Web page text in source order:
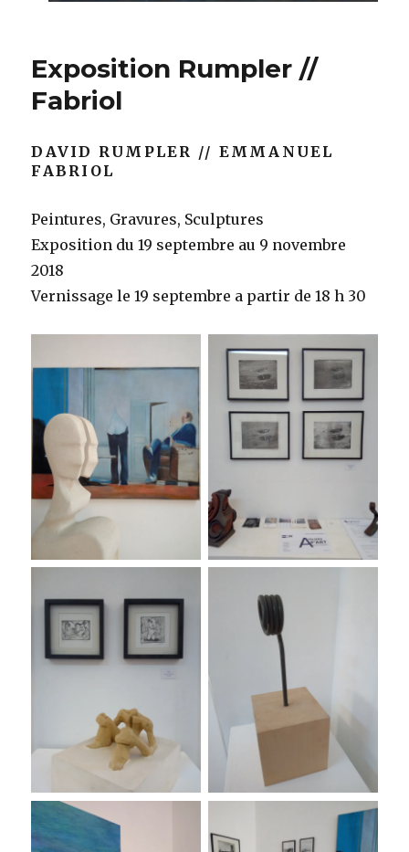
Exposition Rumpler //
Fabriol
DAVID RUMPLER // EMMANUEL
FABRIOL
Peintures, Gravures, Sculptures
Exposition du 19 septembre au 9 novembre
2018
Vernissage le 19 septembre a partir de 18 h 30